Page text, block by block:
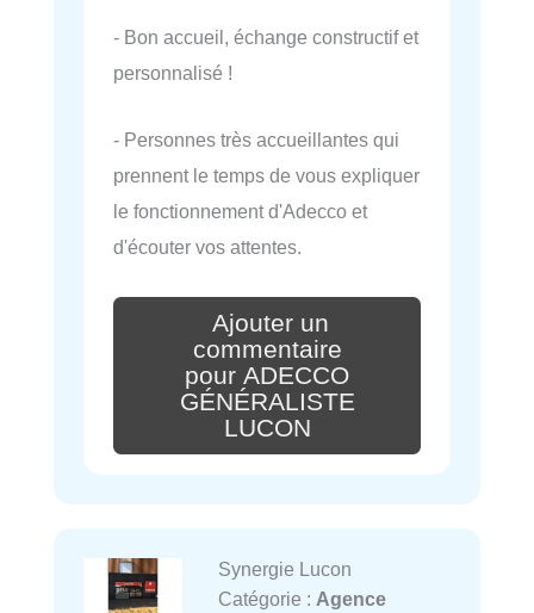
- Bon accueil, échange constructif et
personnalisé !
- Personnes très accueillantes qui
prennent le temps de vous expliquer
le fonctionnement d'Adecco et
d'écouter vos attentes.
Ajouter un
commentaire
pour ADECCO
GÉNÉRALISTE
LUCON
Synergie Lucon
Catégorie : Agence